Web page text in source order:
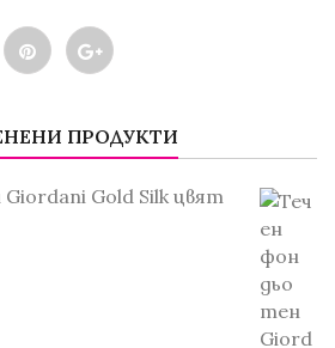
ПРОДУКТИ
Gold Silk цвят